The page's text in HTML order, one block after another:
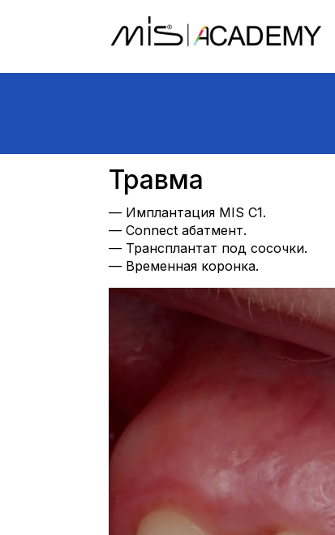
Травма
— Имплантация MIS C1.
— Connect абатмент.
— Трансплантат под сосочки.
— Временная коронка.